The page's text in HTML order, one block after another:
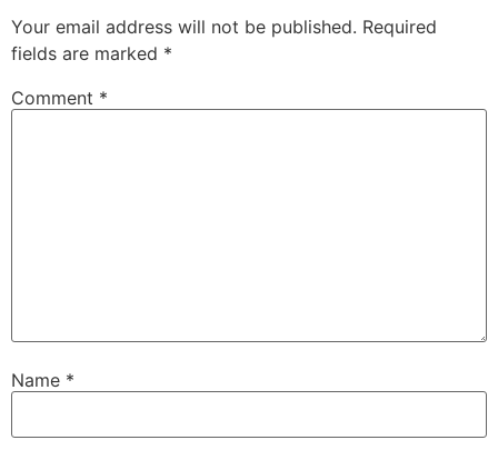
Your email address will not be published. Required
fields are marked *
Comment *
Name *